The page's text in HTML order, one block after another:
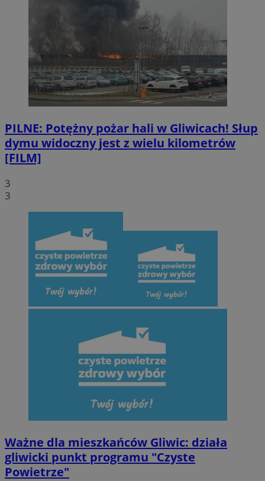
PILNE: Potężny pożar hali w Gliwicach! Słup
dymu widoczny jest z wielu kilometrów
[FILM]
3
3
Ważne dla mieszkańców Gliwic: działa
gliwicki punkt programu "Czyste
Powietrze"